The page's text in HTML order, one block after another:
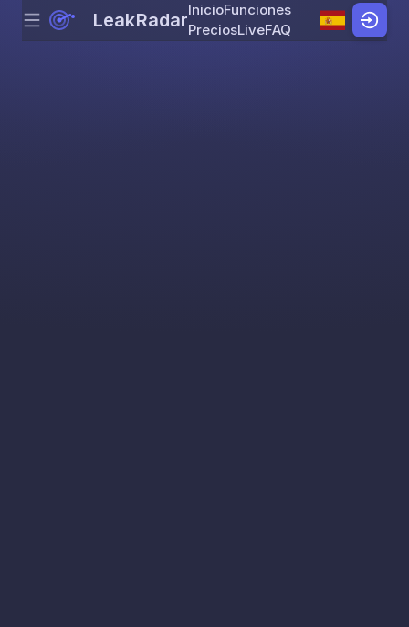
Skip to content
Menu LeakRadarInicioFunciones
PreciosLiveFAQ